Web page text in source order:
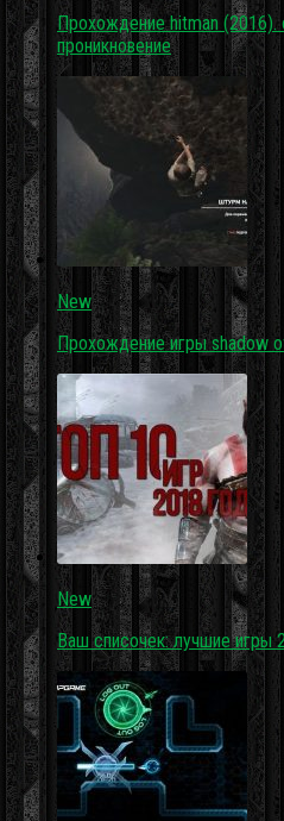
Прохождение hitman (2016).
проникновение
New
Прохождение игры shadow
New
Ваш списочек: лучшие игры